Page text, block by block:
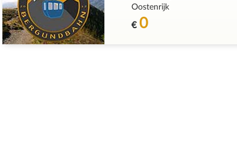
Oostenrijk
€0